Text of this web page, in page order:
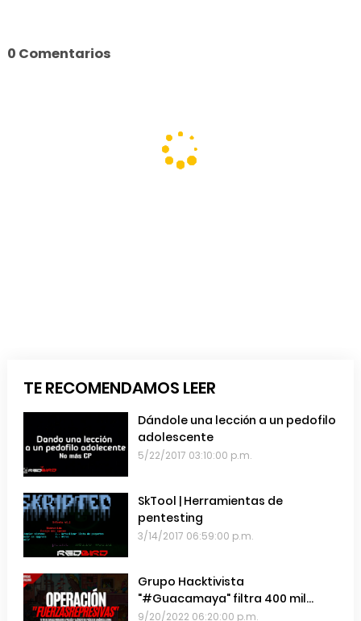
0 Comentarios
TE RECOMENDAMOS LEER
Dándole una lección a un pedofilo
adolescente
5/22/2017 03:10:00 p.m.
SkTool | Herramientas de
pentesting
3/14/2017 06:59:00 p.m.
Grupo Hacktivista
"#Guacamaya" filtra 400 mil
emails de las Fuerzas Armadas de
9/20/2022 06:20:00 p.m.